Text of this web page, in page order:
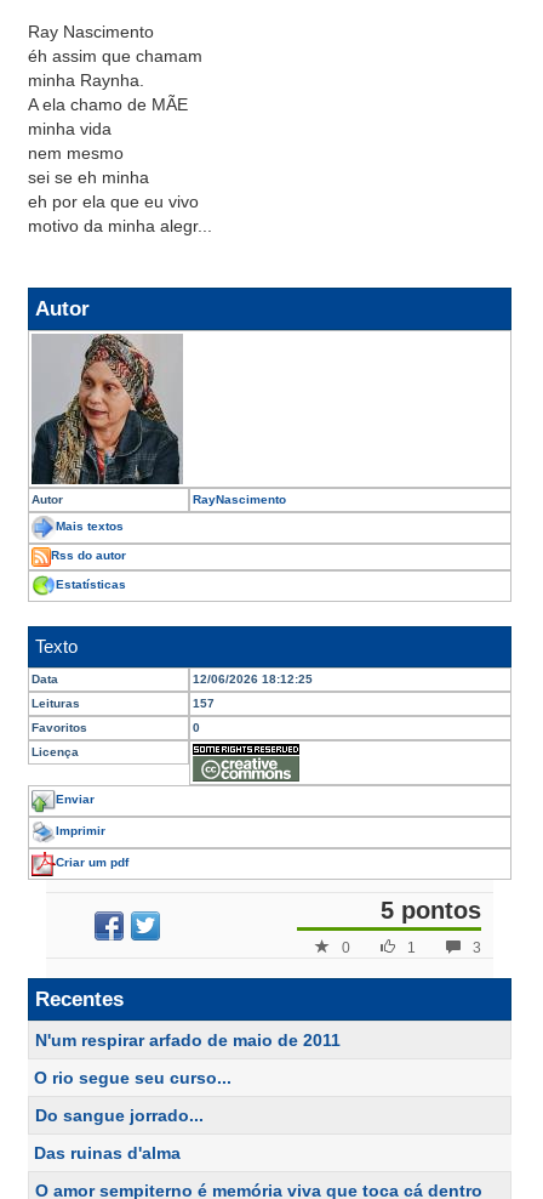
Ray Nascimento
éh assim que chamam
minha Raynha.
A ela chamo de MÃE
minha vida
nem mesmo
sei se eh minha
eh por ela que eu vivo
motivo da minha alegr...
Autor
Autor RayNascimento
Mais textos
Rss do autor
Estatísticas
Texto
Data
12/06/2026 18:12:25
Leituras
157
Favoritos
0
Licença
Enviar
Imprimir
Criar um pdf
5 pontos
3
1
0
Recentes
N'um respirar arfado de maio de 2011
O rio segue seu curso...
Do sangue jorrado...
Das ruinas d'alma
O amor sempiterno é memória viva que toca cá dentro